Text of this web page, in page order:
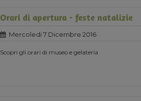
Orari di apertura - feste natalizie
Mercoledi 7 Dicembre 2016
Scopri gli orari di museo e gelateria